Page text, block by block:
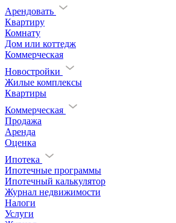
Арендовать
Квартиру
Комнату
Дом или коттедж
Коммерческая
Новостройки
Жилые комплексы
Квартиры
Коммерческая
Продажа
Аренда
Оценка
Ипотека
Ипотечные программы
Ипотечный калькулятор
Журнал недвижимости
Налоги
Услуги